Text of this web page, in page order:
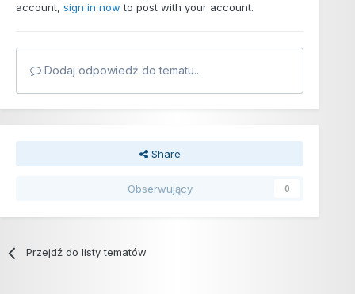
account, sign in now to post with your account.
Dodaj odpowiedź do tematu...
Share
Obserwujący 0
Przejdź do listy tematów